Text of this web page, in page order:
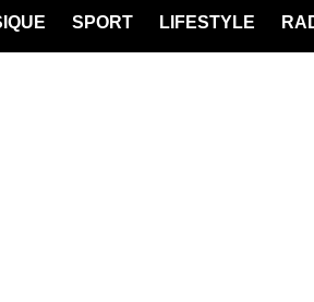
SPORT LIFESTYLE